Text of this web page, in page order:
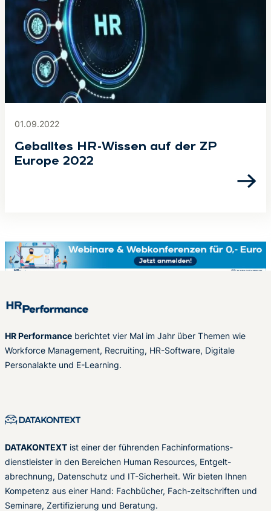
01.09.2022
Geballtes HR-Wissen auf der ZP
Europe 2022
HR Performance berichtet vier Mal im Jahr über Themen wie
Workforce Management, Recruiting, HR-Software, Digitale
Personalakte und E-Learning.
DATAKONTEXT ist einer der führenden Fachinformations-
dienstleister in den Bereichen Human Resources, Entgelt-
abrechnung, Datenschutz und IT-Sicherheit. Wir bieten Ihnen
Kompetenz aus einer Hand: Fachbücher, Fach-zeitschriften und
Seminare, Zertifizierung und Beratung.